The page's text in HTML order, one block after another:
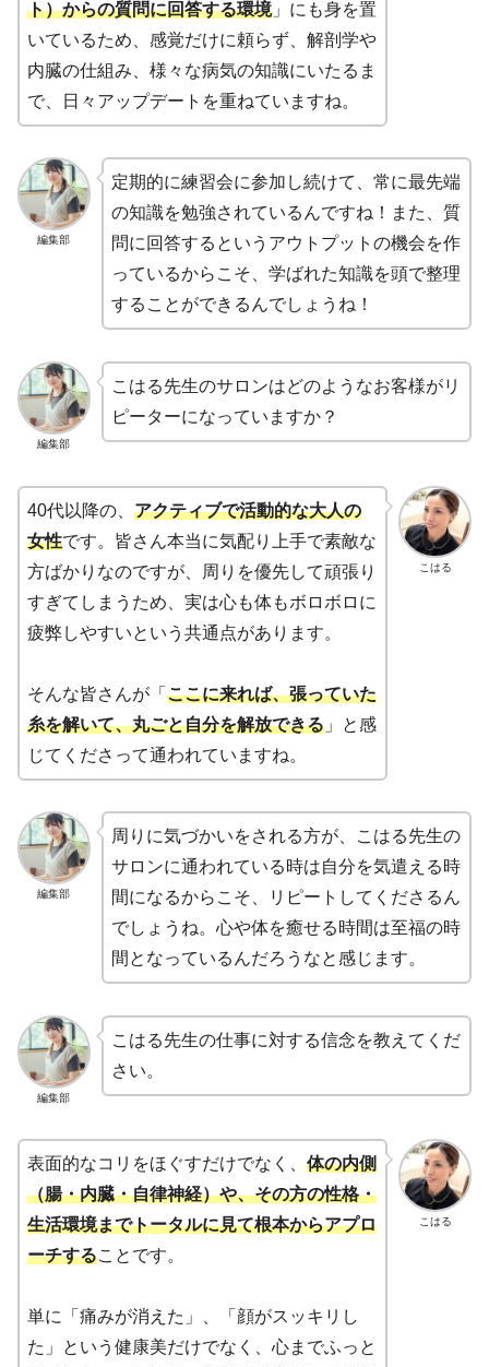
ト）からの質問に回答する環境」にも身を置
いているため、感覚だけに頼らず、解剖学や
内臓の仕組み、様々な病気の知識にいたるま
で、日々アップデートを重ねていますね。
編集部
定期的に練習会に参加し続けて、常に最先端
の知識を勉強されているんですね！また、質
問に回答するというアウトプットの機会を作
っているからこそ、学ばれた知識を頭で整理
することができるんでしょうね！
編集部
こはる先生のサロンはどのようなお客様がリ
ピーターになっていますか？
こはる
40代以降の、 アクティブで活動的な大人の
女性です。皆さん本当に気配り上手で素敵な
方ばかりなのですが、周りを優先して頑張り
すぎてしまうため、実は心も体もボロボロに
疲弊しやすいという共通点があります。
そんな皆さんが「 ここに来れば、張っていた
糸を解いて、丸ごと自分を解放できる 」と感
じてくださって通われていますね。
編集部
周りに気づかいをされる方が、こはる先生の
サロンに通われている時は自分を気遣える時
間になるからこそ、リピートしてくださるん
でしょうね。心や体を癒せる時間は至福の時
間となっているんだろうなと感じます。
編集部
こはる先生の仕事に対する信念を教えてくだ
さい。
こはる
表面的なコリをほぐすだけでなく、 体の内側
（腸・内臓・自律神経）や、その方の性格・
生活環境までトータルに見て根本からアプロ
ーチすることです。
単に「痛みが消えた」、「顔がスッキリし
た」という健康美だけでなく、心までふっと